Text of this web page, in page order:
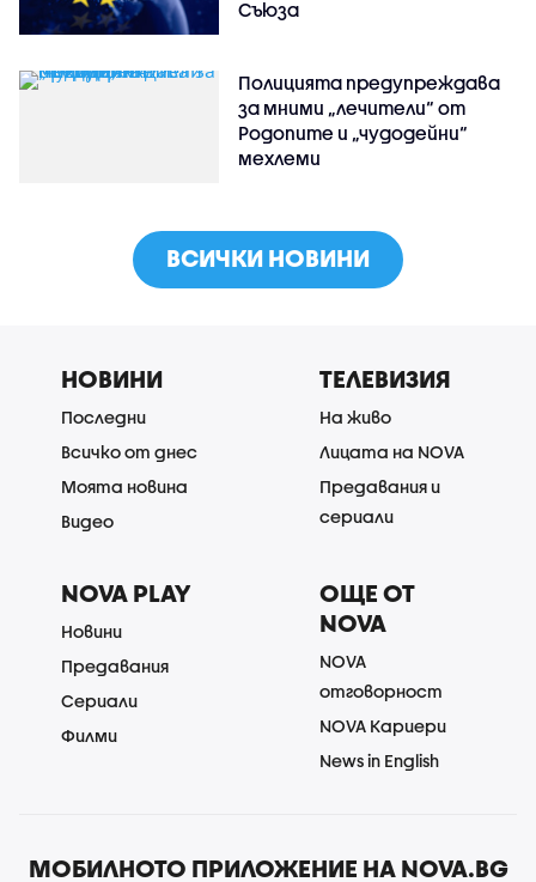
Съюза
Полицията предупреждава
за мними „лечители“ от
Родопите и „чудодейни“
мехлеми
ВСИЧКИ НОВИНИ
НОВИНИ
Последни
Всичко от днес
Моята новина
Видео
ТЕЛЕВИЗИЯ
На живо
Лицата на NOVA
Предавания и
сериали
NOVA PLAY
Новини
Предавания
Сериали
Филми
ОЩЕ ОТ
NOVA
NOVA
отговорност
NOVA Кариери
News in English
МОБИЛНОТО ПРИЛОЖЕНИЕ НА NOVA.BG